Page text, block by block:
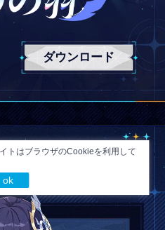
トはブラウザのCookieを利用して
ok